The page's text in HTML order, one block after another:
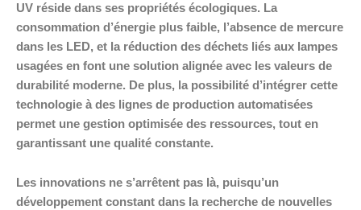
UV réside dans ses propriétés écologiques. La
consommation d’énergie plus faible, l’absence de mercure
dans les LED, et la réduction des déchets liés aux lampes
usagées en font une solution alignée avec les valeurs de
durabilité moderne. De plus, la possibilité d’intégrer cette
technologie à des lignes de production automatisées
permet une gestion optimisée des ressources, tout en
garantissant une qualité constante.
Les innovations ne s’arrêtent pas là, puisqu’un
développement constant dans la recherche de nouvelles